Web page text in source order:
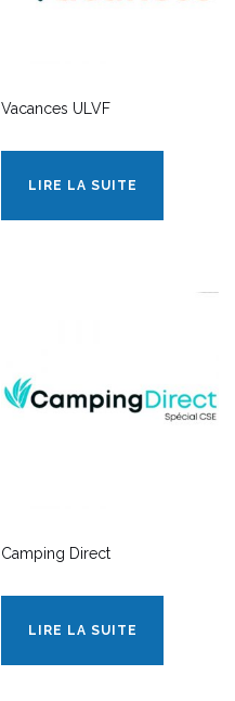
Vacances ULVF
LIRE LA SUITE
Camping Direct
LIRE LA SUITE